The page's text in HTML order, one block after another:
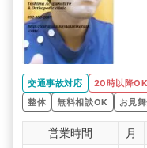
交通事故対応 20時以降OK
整体
無料相談OK お見
営業時間 月